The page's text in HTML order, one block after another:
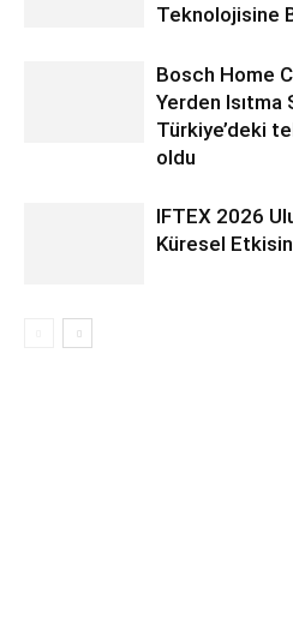
Teknolojisine
Bosch Home
Yerden Isıtma
Türkiye’deki
oldu
IFTEX 2026
Küresel